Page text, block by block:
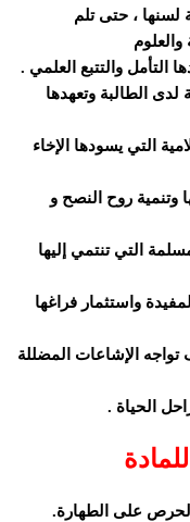
لسنها ، حتى تلم
والعلوم
التأمل والتتبع العلمي .
لدى الطالبة وتعهدها
التي يسودها الإخاء
وتنمية روح النصح و
التي تنتمي إليها
واستثمار فراغها
الإشاعات المضللة
الحياة .
على الطهارة.